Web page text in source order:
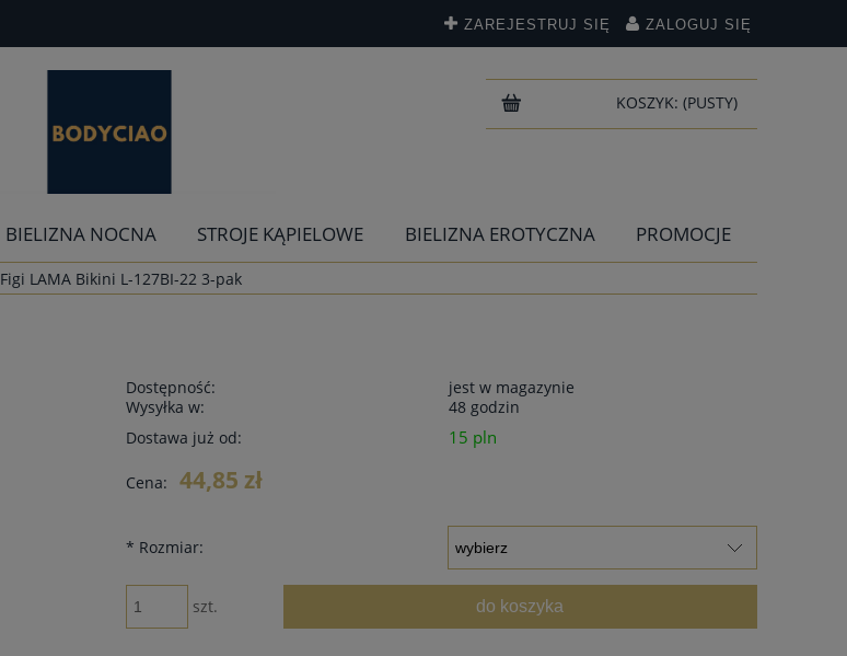
ZAREJESTRUJ SIĘ ZALOGUJ SIĘ
KOSZYK: (PUSTY)
BIELIZNA NOCNA STROJE KĄPIELOWE BIELIZNA EROTYCZNA
PROMOCJE
Figi LAMA Bikini L-127BI-22 3-pak
Dostępność:
jest w magazynie
Wysyłka w:
48 godzin
Dostawa już od:
15 pln
Cena: 44,85 zł
* Rozmiar:
szt. do koszyka